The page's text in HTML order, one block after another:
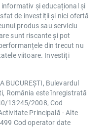
și educațional și
de investiții și nici ofertă
produs sau serviciu
sunt riscante și pot
din trecut nu
viitoare. Investiți
BUCUREȘTI, Bulevardul
România este înregistrată
13245/2008, Cod
Principală - Alte
Cod operator date